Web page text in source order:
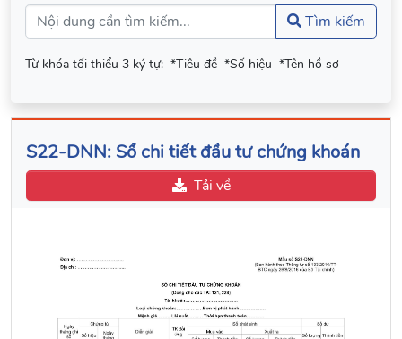
Tìm kiếm
Từ khóa tối thiểu 3 ký tự: *Tiêu đề *Số hiệu *Tên hồ sơ
S22-DNN: Sổ chi tiết đầu tư chứng khoán
Tải về